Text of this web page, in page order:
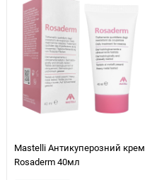
Mastelli Антикуперозний крем
Rosaderm 40мл